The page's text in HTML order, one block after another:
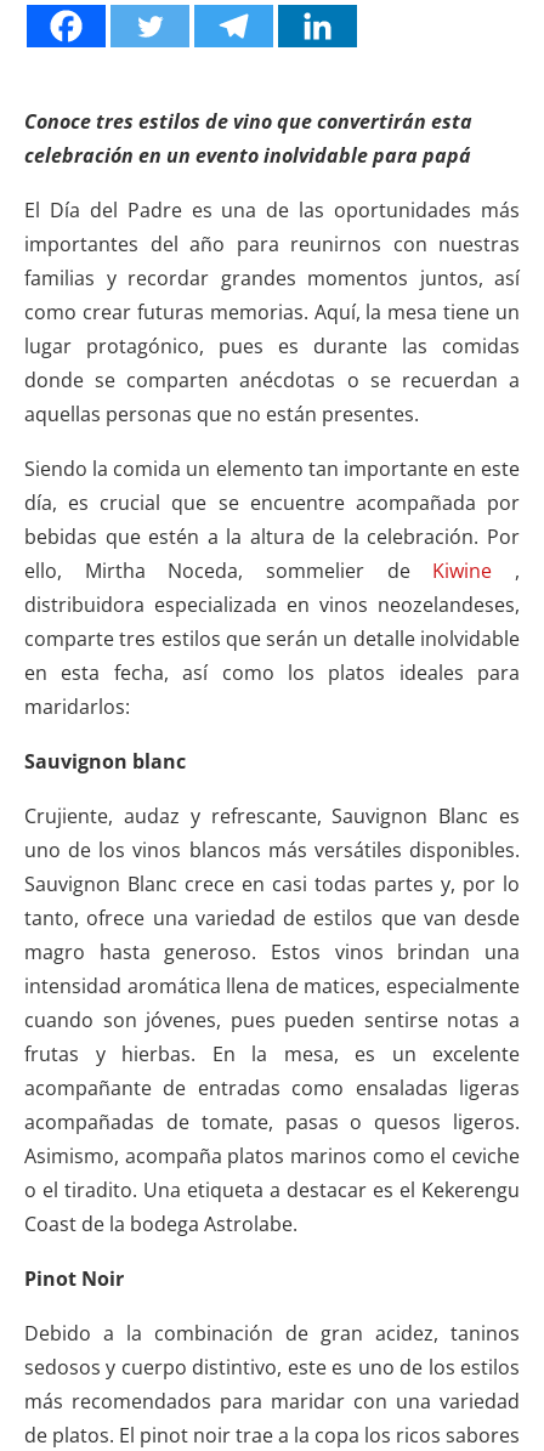
Conoce tres estilos de vino que convertirán esta
celebración en un evento inolvidable para papá
El Día del Padre es una de las oportunidades más
importantes del año para reunirnos con nuestras
familias y recordar grandes momentos juntos, así
como crear futuras memorias. Aquí, la mesa tiene un
lugar protagónico, pues es durante las comidas
donde se comparten anécdotas o se recuerdan a
aquellas personas que no están presentes.
Siendo la comida un elemento tan importante en este
día, es crucial que se encuentre acompañada por
bebidas que estén a la altura de la celebración. Por
ello, Mirtha Noceda, sommelier de Kiwine ,
distribuidora especializada en vinos neozelandeses,
comparte tres estilos que serán un detalle inolvidable
en esta fecha, así como los platos ideales para
maridarlos:
Sauvignon blanc
Crujiente, audaz y refrescante, Sauvignon Blanc es
uno de los vinos blancos más versátiles disponibles.
Sauvignon Blanc crece en casi todas partes y, por lo
tanto, ofrece una variedad de estilos que van desde
magro hasta generoso. Estos vinos brindan una
intensidad aromática llena de matices, especialmente
cuando son jóvenes, pues pueden sentirse notas a
frutas y hierbas. En la mesa, es un excelente
acompañante de entradas como ensaladas ligeras
acompañadas de tomate, pasas o quesos ligeros.
Asimismo, acompaña platos marinos como el ceviche
o el tiradito. Una etiqueta a destacar es el Kekerengu
Coast de la bodega Astrolabe.
Pinot Noir
Debido a la combinación de gran acidez, taninos
sedosos y cuerpo distintivo, este es uno de los estilos
más recomendados para maridar con una variedad
de platos. El pinot noir trae a la copa los ricos sabores